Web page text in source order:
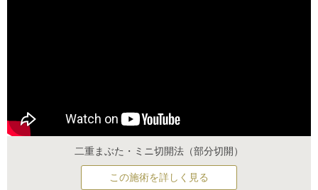
二重まぶた・ミニ切開法（部分切開）
この施術を詳しく見る